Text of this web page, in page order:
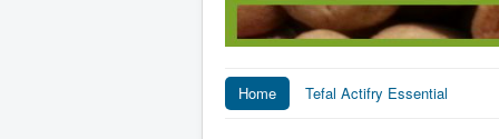
Home Tefal Actifry Essential